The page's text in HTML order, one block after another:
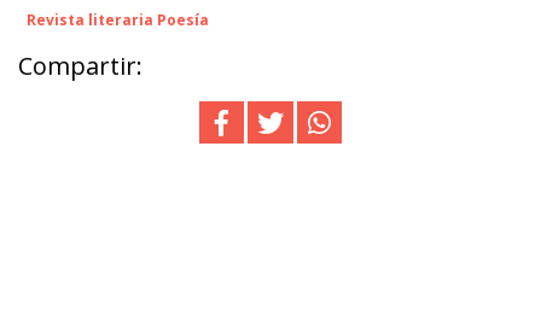
Revista literaria Poesía
Compartir: